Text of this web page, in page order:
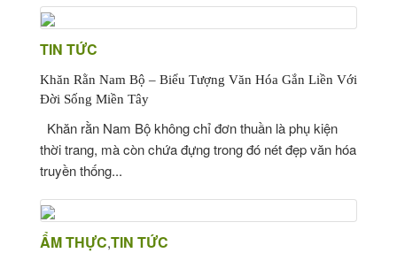
TIN TỨC
Khăn Rằn Nam Bộ – Biểu Tượng Văn Hóa Gắn Liền Với
Đời Sống Miền Tây
Khăn rằn Nam Bộ không chỉ đơn thuần là phụ kiện
thời trang, mà còn chứa đựng trong đó nét đẹp văn hóa
truyền thống...
ẨM THỰC,TIN TỨC